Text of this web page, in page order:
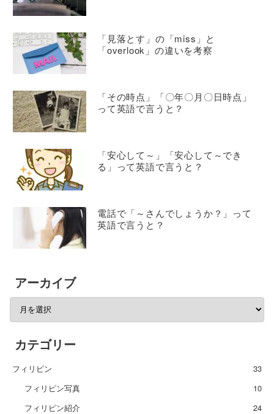
「見落とす」の「miss」と
「overlook」の違いを考察
「その時点」「〇年〇月〇日時点」
って英語で言うと？
「安心して～」「安心して～でき
る」って英語で言うと？
電話で「～さんでしょうか？」って
英語で言うと？
アーカイブ
カテゴリー
フィリピン
33
フィリピン写真
10
フィリピン紹介
24